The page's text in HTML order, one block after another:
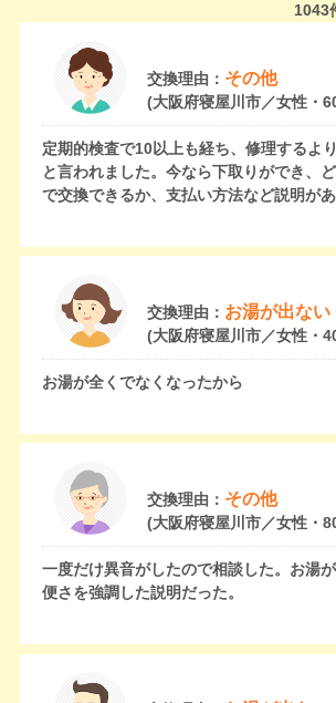
1043
交換理由： その他
(大阪府寝屋川市／女性・
定期的検査で10以上も経ち、修理するよ
と言われました。今なら下取りができ、
で交換できるか、支払い方法など説明があ
交換理由： お湯が出ない
(大阪府寝屋川市／女性・
お湯が全くでなくなったから
交換理由： その他
(大阪府寝屋川市／女性・
一度だけ異音がしたので相談した。お湯
便さを強調した説明だった。